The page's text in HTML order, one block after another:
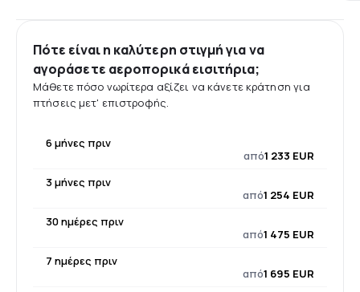
Πότε είναι η καλύτερη στιγμή για να
αγοράσετε αεροπορικά εισιτήρια;
Μάθετε πόσο νωρίτερα αξίζει να κάνετε κράτηση για
πτήσεις μετ' επιστροφής.
6 μήνες πριν
από1 233 EUR
3 μήνες πριν
από1 254 EUR
30 ημέρες πριν
από1 475 EUR
7 ημέρες πριν
από1 695 EUR